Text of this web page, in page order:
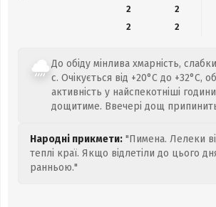
2
2
2
2
До обіду мінлива хмарність,
с. Очікується від +20°C до +32°C,
активність у найспекотніші
дощитиме. Ввечері дощ
Народні прикмети: "Пимена. Лелеки
теплі краї. Якщо відлетіли до цього
ранньою."